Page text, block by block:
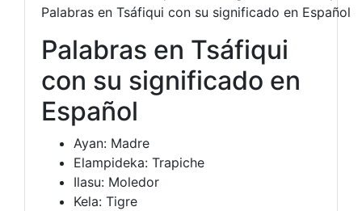
Palabras en Tsáfiqui con su significado en Español
Palabras en Tsáfiqui
con su significado en
Español
Ayan: Madre
Elampideka: Trapiche
Ilasu: Moledor
Kela: Tigre